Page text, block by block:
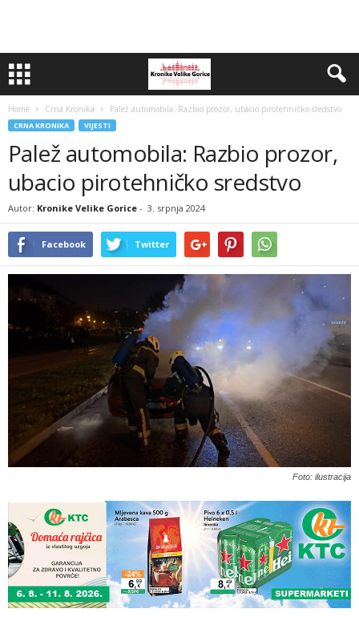
Home Crna Kronika Palež automobila: Razbio prozor, ubacio pirotehničko sredstvo
CRNA KRONIKA VIJESTI
Palež automobila: Razbio prozor,
ubacio pirotehničko sredstvo
Autor: Kronike Velike Gorice - 3. srpnja 2024
Facebook Twitter
Foto: ilustracija